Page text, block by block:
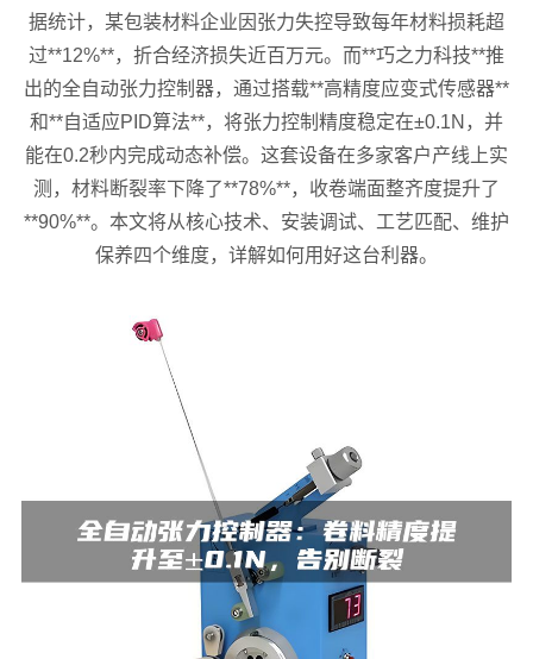
据统计，某包装材料企业因张力失控导致每年材料损耗超
过**12%**，折合经济损失近百万元。而**巧之力科技**推
出的全自动张力控制器，通过搭载**高精度应变式传感器**
和**自适应PID算法**，将张力控制精度稳定在±0.1N，并
能在0.2秒内完成动态补偿。这套设备在多家客户产线上实
测，材料断裂率下降了**78%**，收卷端面整齐度提升了
**90%**。本文将从核心技术、安装调试、工艺匹配、维护
保养四个维度，详解如何用好这台利器。